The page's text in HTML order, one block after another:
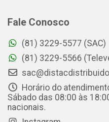
Fale Conosco
(81) 3229-5577 (SAC)
(81) 3229-5566
Horário do
Sábado das 08:00 às
nacionais.